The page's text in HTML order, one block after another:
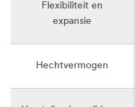
Flexibiliteit en
expansie
Hechtvermogen